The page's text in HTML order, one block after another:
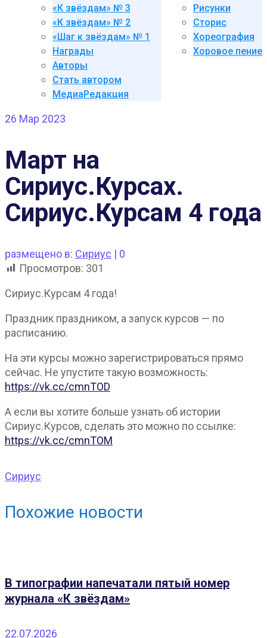
«К звёздам» № 3
«К звёздам» № 2
«Шаг к звёздам» № 1
Награды
Авторы
Стать автором
МедиаРедакция
Рисунки
Сторис
Хореография
Хоровое пение
26 Мар 2023
Март на
Сириус.Курсах.
Сириус.Курсам 4 года
размещено в: Сириус | 0
Просмотров: 301
Сириус.Курсам 4 года!
Праздник праздником, а запуск курсов — по
расписанию.
На эти курсы можно зарегистрироваться прямо
сейчас. Не упустите такую возможность:
https://vk.cc/cmnTOD
А если вы хотите больше узнать об истории
Сириус.Курсов, сделать это можно по ссылке:
https://vk.cc/cmnTOM
Сириус
Похожие новости
В типографии напечатали пятый номер
журнала «К звёздам»
22.07.2026